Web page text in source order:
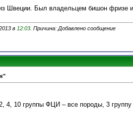
Швеции. Был владельцем бишон фризе
в 12:03 . Причина: Добавлено сообщение
4, 10 группы ФЦИ – все породы, 3